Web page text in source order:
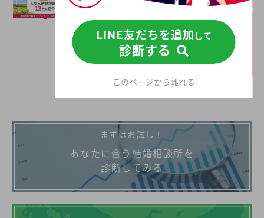
い。
郡山に店舗を持つおすすめ結婚相談所12社を、口コ
員数など、様々な観点から徹底比較しました！いわ
きの平均初婚年齢は、男性が29.4歳、女性が27.5歳
と男女共に日本全国の平均初婚年齢と比べ低い。あ
なたの年収や職業、ご希望に沿った理想の相手をい
続きを読む
結婚相談所を探す
まずはお試し！
あなたに合う結婚相談所を
診断してみる
LINE友だちを追加 して
診断する
このページから離れる